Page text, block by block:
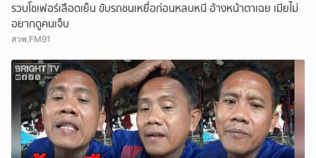
รวบโชเฟอร์เลือดเย็น ขับรถชนเหยื่อก่อนหลบหนี อ้างหน้าตาเฉย เมียไม่
อยากดูคนเจ็บ
สวพ.FM91